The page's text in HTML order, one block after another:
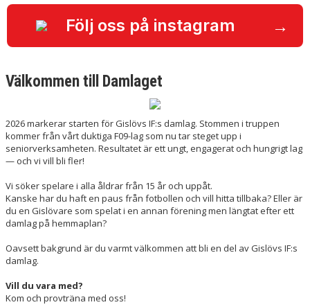
KONTAKT Följ oss på instagram →
Välkommen till Damlaget
2026 markerar starten för Gislövs IF:s damlag. Stommen i truppen
kommer från vårt duktiga F09-lag som nu tar steget upp i
seniorverksamheten. Resultatet är ett ungt, engagerat och hungrigt lag
— och vi vill bli fler!
Vi söker spelare i alla åldrar från 15 år och uppåt.
Kanske har du haft en paus från fotbollen och vill hitta tillbaka? Eller är
du en Gislövare som spelat i en annan förening men längtat efter ett
damlag på hemmaplan?
Oavsett bakgrund är du varmt välkommen att bli en del av Gislövs IF:s
damlag.
Vill du vara med?
Kom och provträna med oss!